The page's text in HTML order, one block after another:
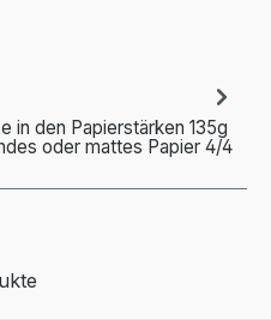
in den Papierstärken 135g
oder mattes Papier 4/4